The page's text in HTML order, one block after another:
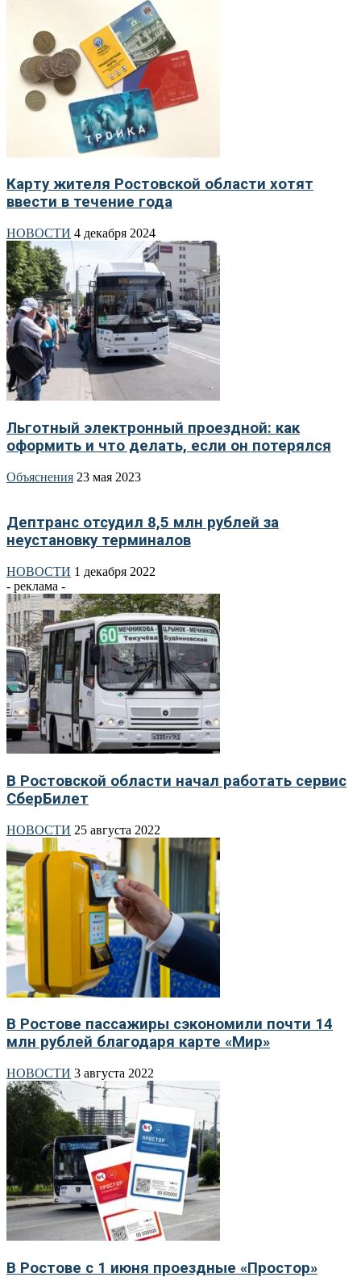
Карту жителя Ростовской области хотят
ввести в течение года
НОВОСТИ 4 декабря 2024
Льготный электронный проездной: как
оформить и что делать, если он потерялся
Объяснения 23 мая 2023
Дептранс отсудил 8,5 млн рублей за
неустановку терминалов
НОВОСТИ 1 декабря 2022
- реклама -
В Ростовской области начал работать сервис
СберБилет
НОВОСТИ 25 августа 2022
В Ростове пассажиры сэкономили почти 14
млн рублей благодаря карте «Мир»
НОВОСТИ 3 августа 2022
В Ростове с 1 июня проездные «Простор»